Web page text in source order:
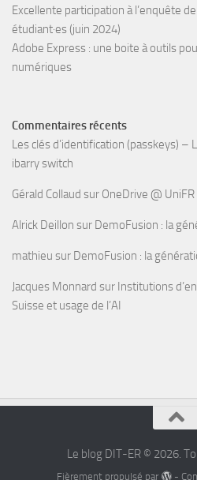
Excellente participation à l’enquête
étudiant·es (juin 2024)
Adobe Express : une boite à outils
numériques
Commentaires récents
Les clés d’identification (passkeys) –
ibarry switch
Gérald Collaud sur OneDrive @ UniFR
Alrick Deillon sur DemoFusion : la
mathieu sur DemoFusion : la
Jacques Monnard sur Institutions
Suisse et usage de l’AI
Le blog DIT-ER © 2026.
Fièrement propulsé par -